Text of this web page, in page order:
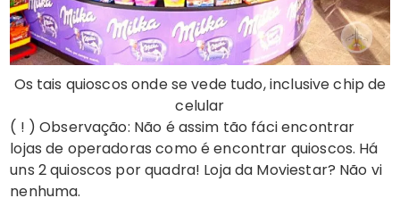
Os tais quioscos onde se vede tudo, inclusive chip de
celular
( ! ) Observação: Não é assim tão fáci encontrar
lojas de operadoras como é encontrar quioscos. Há
uns 2 quioscos por quadra! Loja da Moviestar? Não vi
nenhuma.